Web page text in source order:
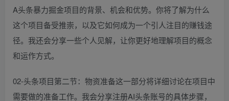
A头条暴力掘金项目的背景、机会和优势。你将了解为什么
这个项目备受推崇，以及它如何成为一个引人注目的赚钱途
径。我还会分享一些个人见解，让你更好地理解项目的概念
和运作方式。
02-头条项目第二节：物资准备这一部分将详细讨论在项目中
需要做的准备工作。我会分享注册AI头条账号的具体步骤，